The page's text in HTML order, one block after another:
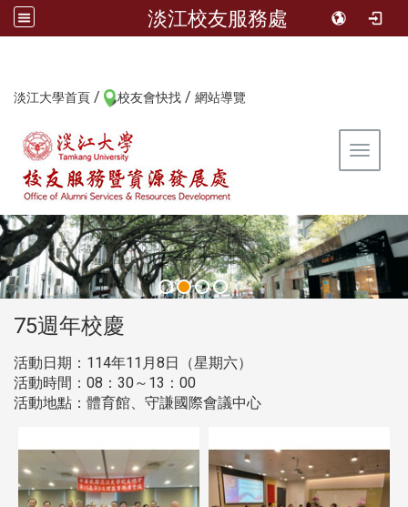
淡江校友服務處
淡江大學首頁 / 校友會快找 / 網站導覽
Toggle
75週年校慶
活動日期：114年11月8日（星期六）
活動時間：08：30～13：00
活動地點：體育館、守謙國際會議中心